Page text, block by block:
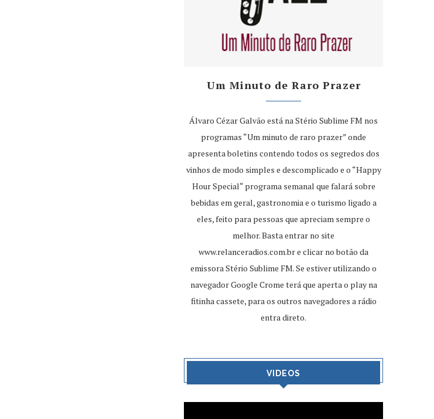
Um Minuto de Raro Prazer
Álvaro Cézar Galvão está na Stério Sublime FM nos
programas “Um minuto de raro prazer” onde
apresenta boletins contendo todos os segredos dos
vinhos de modo simples e descomplicado e o “Happy
Hour Special“ programa semanal que falará sobre
bebidas em geral, gastronomia e o turismo ligado a
eles, feito para pessoas que apreciam sempre o
melhor. Basta entrar no site
www.relanceradios.com.bre clicar no botão da
emissora Stério Sublime FM. Se estiver utilizando o
navegador Google Crome terá que aperta o play na
fitinha cassete, para os outros navegadores a rádio
entra direto.
VIDEOS